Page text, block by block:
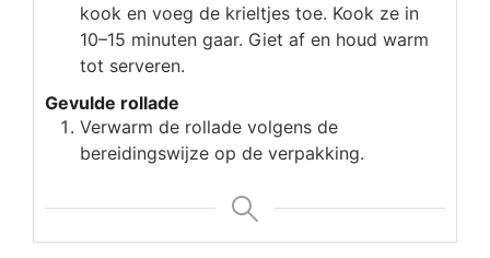
kook en voeg de krieltjes toe. Kook ze in
10–15 minuten gaar. Giet af en houd warm
tot serveren.
Gevulde rollade
Verwarm de rollade volgens de
bereidingswijze op de verpakking.